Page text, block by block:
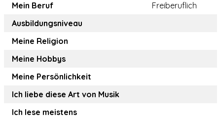
Mein Beruf
Freiberuflich
Ausbildungsniveau
Meine Religion
Meine Hobbys
Meine Persönlichkeit
Ich liebe diese Art von Musik
Ich lese meistens